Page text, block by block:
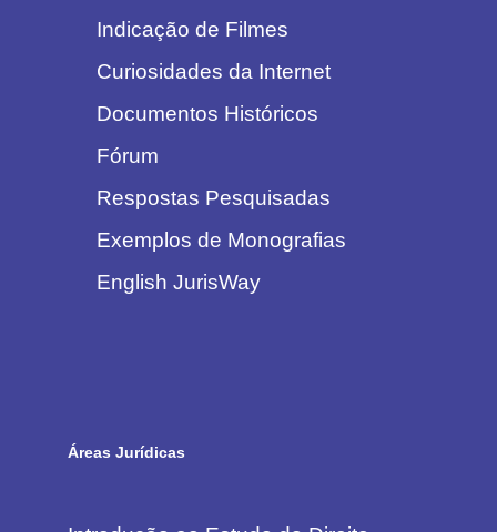
Indicação de Filmes
Curiosidades da Internet
Documentos Históricos
Fórum
Respostas Pesquisadas
Exemplos de Monografias
English JurisWay
Áreas Jurídicas